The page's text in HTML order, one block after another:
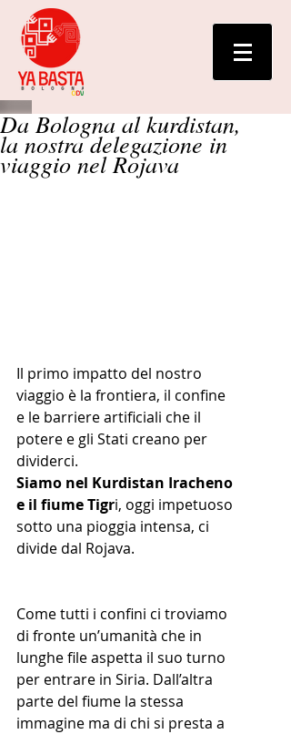
Da Bologna al kurdistan,
la nostra delegazione in
viaggio nel Rojava
Il primo impatto del nostro
viaggio è la frontiera, il confine
e le barriere artificiali che il
potere e gli Stati creano per
dividerci.
Siamo nel Kurdistan Iracheno
e il fiume Tigri, oggi impetuoso
sotto una pioggia intensa, ci
divide dal Rojava.
Come tutti i confini ci troviamo
di fronte un’umanità che in
lunghe file aspetta il suo turno
per entrare in Siria. Dall’altra
parte del fiume la stessa
immagine ma di chi si presta a